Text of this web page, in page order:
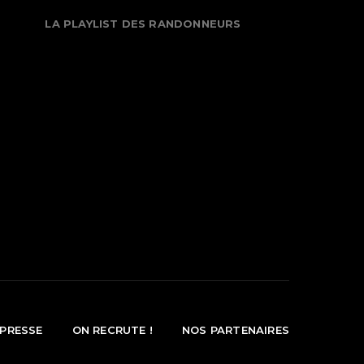
LA PLAYLIST DES RANDONNEURS
PRESSE ON RECRUTE ! NOS PARTENAIRES